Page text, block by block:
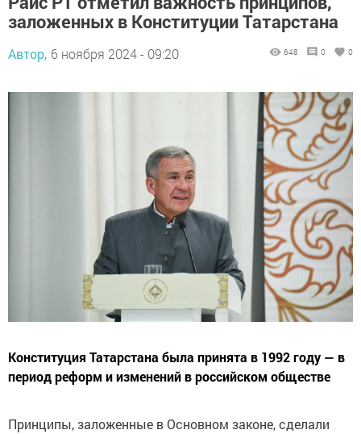
заложенных в Конституции Татарстана
Автор, 6 ноября 2024 - 09:20 648 0 0
Конституция Татарстана была принята в 1992 году — в
период реформ и изменений в российском обществе
Принципы, заложенные в Основном законе, сделали